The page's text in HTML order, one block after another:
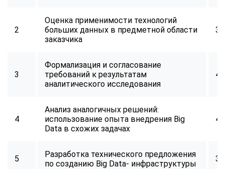
2
Оценка применимости технологий
больших данных в предметной области
заказчика
32
3
Формализация и согласование
требований к результатам
аналитического исследования
40
4
Анализ аналогичных решений:
использование опыта внедрения Big
Data в схожих задачах
40
5
Разработка технического предложения
по созданию Big Data- инфраструктуры
32